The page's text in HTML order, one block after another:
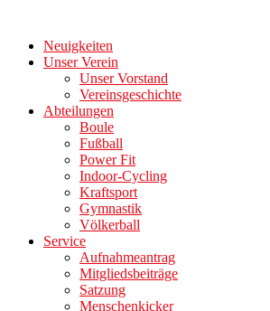
wechselnNeuigkeiten
Unser Verein
Unser Vorstand
Vereinsgeschichte
Abteilungen
Boule
Fußball
Power Fit
Indoor-Cycling
Kraftsport
Gymnastik
Völkerball
Service
Aufnahmeantrag
Mitgliedsbeiträge
Satzung
Menschenkicker